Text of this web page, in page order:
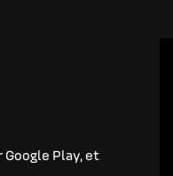
Play, et